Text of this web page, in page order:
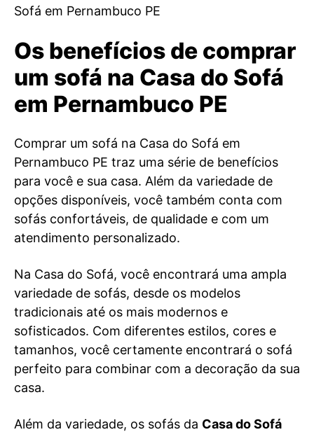
Os benefícios de comprar
um sofá na Casa do Sofá
em Pernambuco PE
Comprar um sofá na Casa do Sofá em
Pernambuco PE traz uma série de benefícios
para você e sua casa. Além da variedade de
opções disponíveis, você também conta com
sofás confortáveis, de qualidade e com um
atendimento personalizado.
Na Casa do Sofá, você encontrará uma ampla
variedade de sofás, desde os modelos
tradicionais até os mais modernos e
sofisticados. Com diferentes estilos, cores e
tamanhos, você certamente encontrará o sofá
perfeito para combinar com a decoração da sua
casa.
Além da variedade, os sofás da Casa do Sofá